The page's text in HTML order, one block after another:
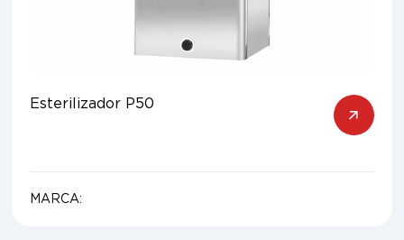
Esterilizador P50
MARCA: